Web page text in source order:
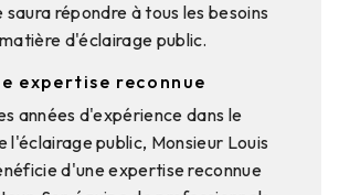
répondre à tous les besoins
d'éclairage public.
expertise reconnue
années d'expérience dans le
l'éclairage public, Monsieur Louis
d'une expertise reconnue